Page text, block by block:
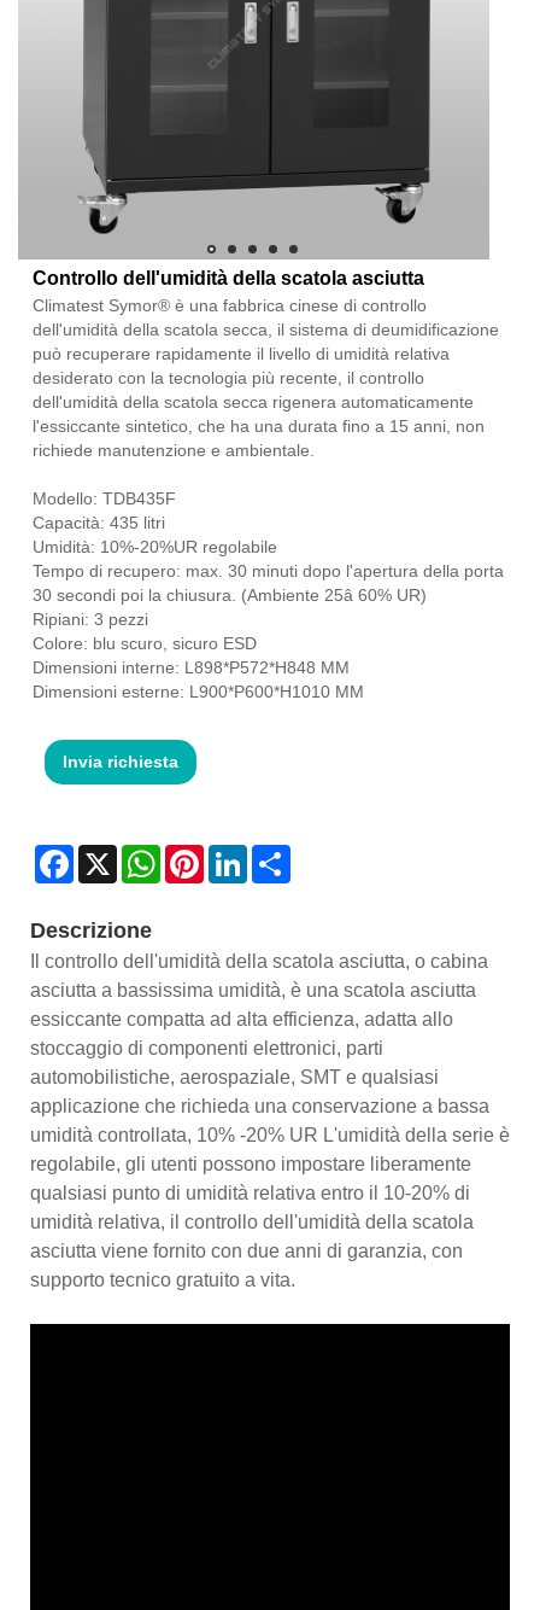
Controllo dell'umidità della scatola asciutta
Climatest Symor® è una fabbrica cinese di controllo
dell'umidità della scatola secca, il sistema di deumidificazione
può recuperare rapidamente il livello di umidità relativa
desiderato con la tecnologia più recente, il controllo
dell'umidità della scatola secca rigenera automaticamente
l'essiccante sintetico, che ha una durata fino a 15 anni, non
richiede manutenzione e ambientale.
Modello: TDB435F
Capacità: 435 litri
Umidità: 10%-20%UR regolabile
Tempo di recupero: max. 30 minuti dopo l'apertura della porta
30 secondi poi la chiusura. (Ambiente 25â 60% UR)
Ripiani: 3 pezzi
Colore: blu scuro, sicuro ESD
Dimensioni interne: L898*P572*H848 MM
Dimensioni esterne: L900*P600*H1010 MM
Invia richiesta
Facebook
X WhatsAppPinterestLinkedIn
Descrizione
Il controllo dell'umidità della scatola asciutta, o cabina
asciutta a bassissima umidità, è una scatola asciutta
essiccante compatta ad alta efficienza, adatta allo
stoccaggio di componenti elettronici, parti
automobilistiche, aerospaziale, SMT e qualsiasi
applicazione che richieda una conservazione a bassa
umidità controllata, 10% -20% UR L'umidità della serie è
regolabile, gli utenti possono impostare liberamente
qualsiasi punto di umidità relativa entro il 10-20% di
umidità relativa, il controllo dell'umidità della scatola
asciutta viene fornito con due anni di garanzia, con
supporto tecnico gratuito a vita.